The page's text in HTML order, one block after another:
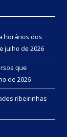
horários dos
julho de 2026
que
de 2026
ribeirinhas